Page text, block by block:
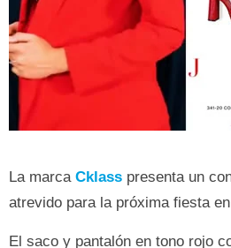
La marca Cklass presenta un
atrevido para la próxima fiesta
El saco y pantalón en tono rojo